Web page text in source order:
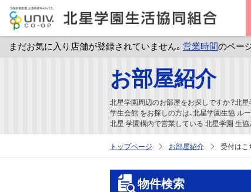
まだお気に入り店舗が登録されていません。 営業時間のペー
お部屋紹介
北星学園周辺のお部屋をお探しですか？北
学生会館 をお探しの方は、北星学園生協 ル
北星 学園構内で営業している 北星学園 生協
トップページ お部屋紹介 受付はこ
物件検索